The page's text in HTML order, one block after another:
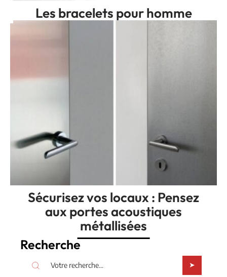
Les bracelets pour homme
Sécurisez vos locaux : Pensez
aux portes acoustiques
métallisées
Recherche